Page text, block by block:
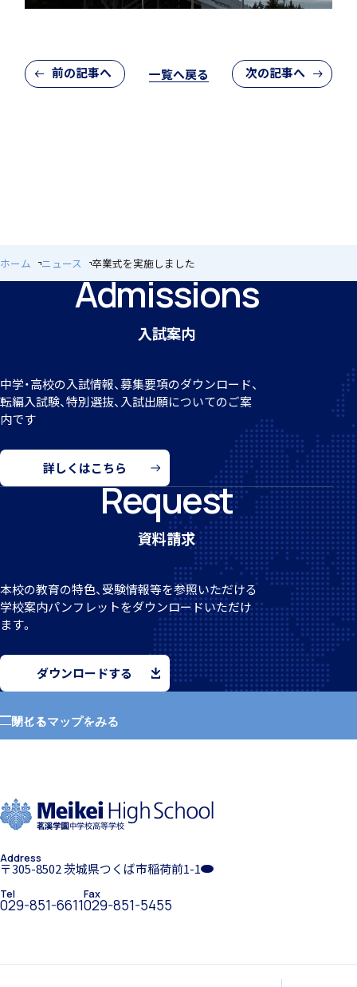
前の記事へ 一覧へ戻る 次の記事へ
ホーム ニュース 卒業式を実施しました
Admissions
入試案内
中学・高校の入試情報、募集要項のダウンロード、
転編入試験、特別選抜、入試出願についてのご案
内です
詳しくはこちら
Request
資料請求
本校の教育の特色、受験情報等を参照いただける
学校案内パンフレットをダウンロードいただけ
ます。
ダウンロードする
サイトマップをみる
閉じる
学校長挨拶
Address
〒305-8502 茨城県つくば市稲荷前1-1
Tel
029-851-6611
Fax
029-851-5455
留学制度
希望制海外研修制度
帰国生支援
海外からの留学生受け入れ
高校入試情報